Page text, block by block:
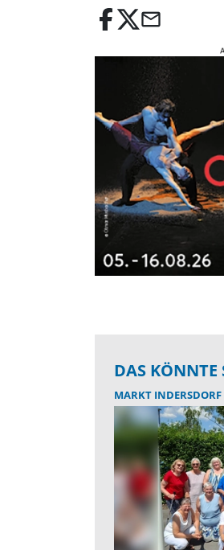
email
DAS KÖNNTE
MARKT